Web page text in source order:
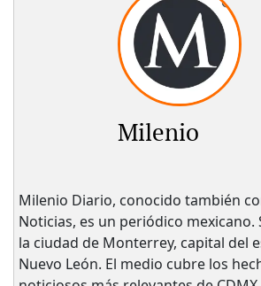
Milenio
Milenio Diario, conocido también
Noticias, es un periódico mexicano.
la ciudad de Monterrey, capital del
Nuevo León. El medio cubre los